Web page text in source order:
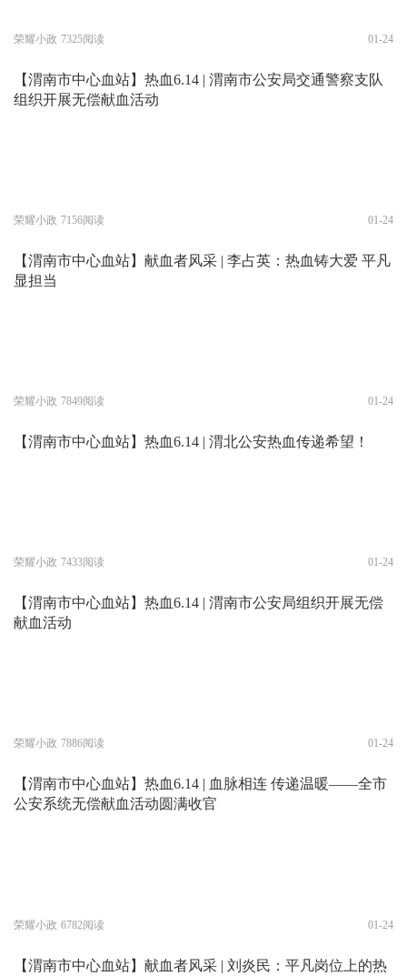
荣耀小政 7325阅读 01-24
【渭南市中心血站】热血6.14 | 渭南市公安局交通警察支队
组织开展无偿献血活动
荣耀小政 7156阅读 01-24
【渭南市中心血站】献血者风采 | 李占英：热血铸大爱 平凡
显担当
荣耀小政 7849阅读 01-24
【渭南市中心血站】热血6.14 | 渭北公安热血传递希望！
荣耀小政 7433阅读 01-24
【渭南市中心血站】热血6.14 | 渭南市公安局组织开展无偿
献血活动
荣耀小政 7886阅读 01-24
【渭南市中心血站】热血6.14 | 血脉相连 传递温暖——全市
公安系统无偿献血活动圆满收官
荣耀小政 6782阅读 01-24
【渭南市中心血站】献血者风采 | 刘炎民：平凡岗位上的热